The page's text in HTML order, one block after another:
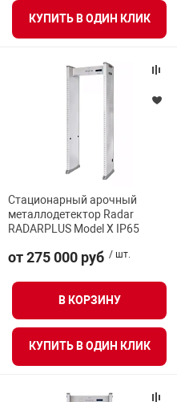
КУПИТЬ В ОДИН КЛИК
Стационарный арочный
металлодетектор Radar
RADARPLUS Model X IP65
от 275 000 руб / шт.
В КОРЗИНУ
КУПИТЬ В ОДИН КЛИК